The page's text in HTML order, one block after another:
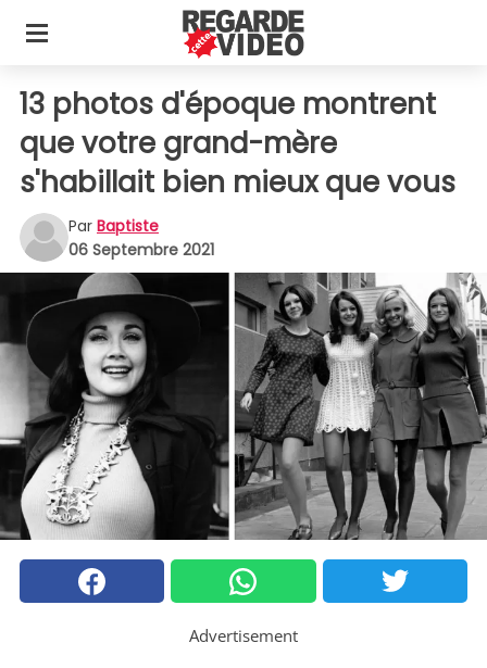
13 photos d'époque montrent
que votre grand-mère
s'habillait bien mieux que vous
Par Baptiste
06 Septembre 2021
Advertisement